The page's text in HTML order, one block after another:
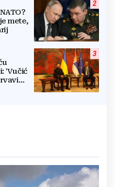
2
mete,
3
'Vučić